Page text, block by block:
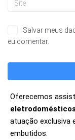
Salvar meus
eu comentar.
Oferecemos
atuação exclusiva
embutidos.